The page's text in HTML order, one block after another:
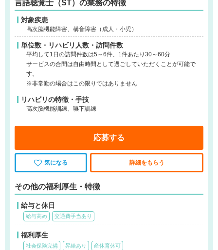
言語聴覚士（ST）の業務の特徴
対象疾患
高次脳機能障害、構音障害（成人・小児）
単位数・リハビリ人数・訪問件数
平均して1日の訪問件数は5～6件、1件あたり30～60分
サービスの合間は自由時間として過ごしていただくことが可能で
す。
※非常勤の場合はこの限りではありません
リハビリの特徴・手技
高次脳機能訓練、嚥下訓練
応募する
気になる 詳細をもらう
その他の福利厚生・特徴
給与と休日
給与高め 交通費手当あり
福利厚生
社会保険完備 昇給あり 産休育休可